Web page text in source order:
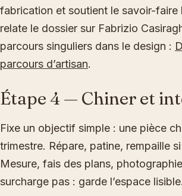
fabrication et soutient le savoir-faire
relate le dossier sur Fabrizio
parcours singuliers dans le design :
parcours d’artisan.
Étape 4 — Chiner et
Fixe un objectif simple : une pièce
trimestre. Répare, patine, rempaille
Mesure, fais des plans,
surcharge pas : garde l’espace lisible.